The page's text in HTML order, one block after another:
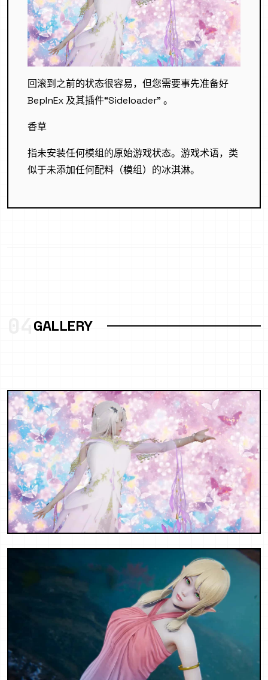
回滚到之前的状态很容易，但您需要事先准备好
BepInEx 及其插件“Sideloader” 。
香草
指未安装任何模组的原始游戏状态。游戏术语，类
似于未添加任何配料（模组）的冰淇淋。
GALLERY